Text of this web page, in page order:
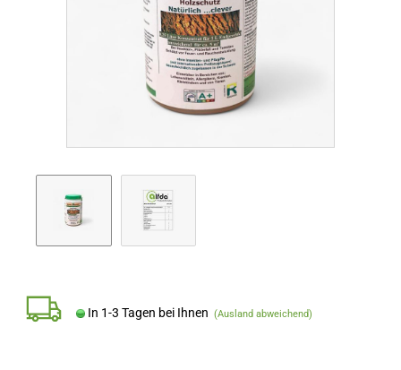
In 1-3 Tagen bei Ihnen (Ausland abweichend)